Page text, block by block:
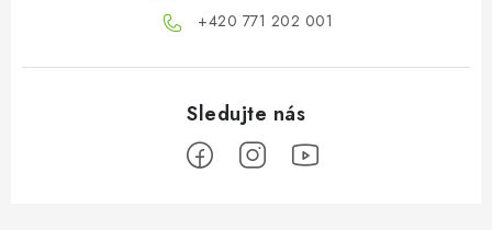
+420 771 202 001​